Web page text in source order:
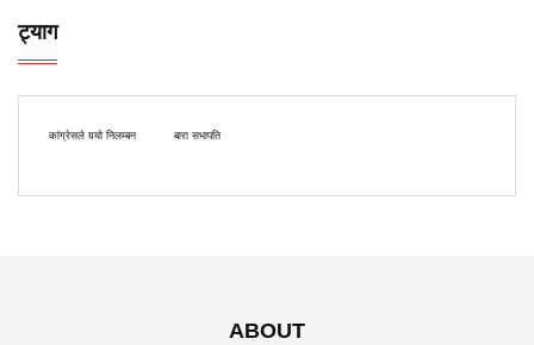
ट्याग
कांग्रेसले गर्‍यो निलम्बन बारा सभापति
ABOUT